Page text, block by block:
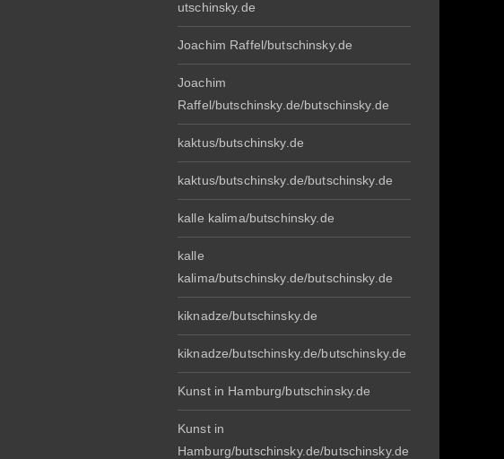
utschinsky.de
Joachim Raffel/butschinsky.de
Joachim
Raffel/butschinsky.de/butschinsky.de
kaktus/butschinsky.de
kaktus/butschinsky.de/butschinsky.de
kalle kalima/butschinsky.de
kalle
kalima/butschinsky.de/butschinsky.de
kiknadze/butschinsky.de
kiknadze/butschinsky.de/butschinsky.de
Kunst in Hamburg/butschinsky.de
Kunst in
Hamburg/butschinsky.de/butschinsky.de